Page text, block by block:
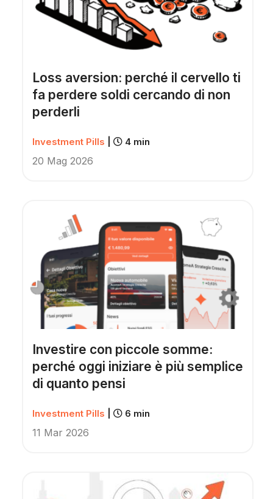
Loss aversion: perché il cervello ti
fa perdere soldi cercando di non
perderli
Investment Pills 4 min
20 Mag 2026
Investire con piccole somme:
perché oggi iniziare è più semplice
di quanto pensi
Investment Pills 6 min
11 Mar 2026